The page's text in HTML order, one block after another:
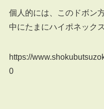
個人的には、このドボン
中にたまにハイポネック
https://
0